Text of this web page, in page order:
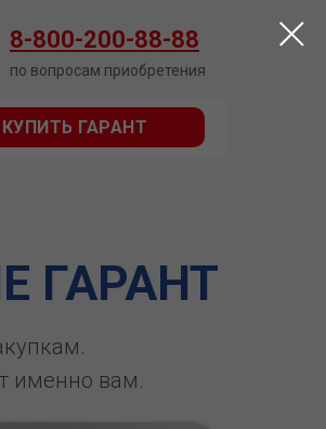
8-800-200-88-88
по вопросам приобретения
КУПИТЬ ГАРАНТ
КУПИТЬ ГАРАНТ
ГАРАНТ
именно вам.